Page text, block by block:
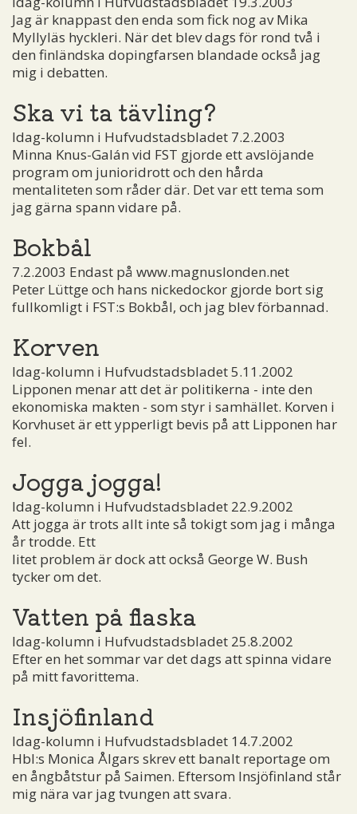
Jag är knappast den enda som fick nog av Mika
Myllyläs hyckleri. När det blev dags för rond två i
den finländska dopingfarsen blandade också jag
mig i debatten.
Ska vi ta tävling?
Idag-kolumn i Hufvudstadsbladet 7.2.2003
Minna Knus-Galán vid FST gjorde ett avslöjande
program om junioridrott och den hårda
mentaliteten som råder där. Det var ett tema som
jag gärna spann vidare på.
Bokbål
7.2.2003 Endast på www.magnuslonden.net
Peter Lüttge och hans nickedockor gjorde bort sig
fullkomligt i FST:s Bokbål, och jag blev förbannad.
Korven
Idag-kolumn i Hufvudstadsbladet 5.11.2002
Lipponen menar att det är politikerna - inte den
ekonomiska makten - som styr i samhället. Korven i
Korvhuset är ett ypperligt bevis på att Lipponen har
fel.
Jogga jogga!
Idag-kolumn i Hufvudstadsbladet 22.9.2002
Att jogga är trots allt inte så tokigt som jag i många
år trodde. Ett
litet problem är dock att också George W. Bush
tycker om det.
Vatten på flaska
Idag-kolumn i Hufvudstadsbladet 25.8.2002
Efter en het sommar var det dags att spinna vidare
på mitt favorittema.
Insjöfinland
Idag-kolumn i Hufvudstadsbladet 14.7.2002
Hbl:s Monica Ålgars skrev ett banalt reportage om
en ångbåtstur på Saimen. Eftersom Insjöfinland står
mig nära var jag tvungen att svara.